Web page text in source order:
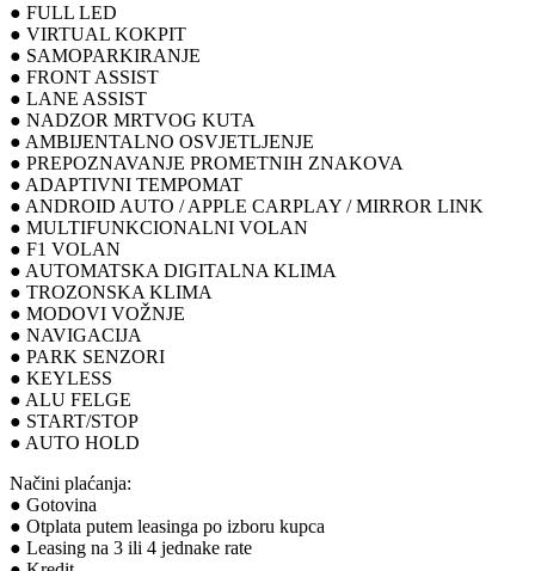
● FULL LED
● VIRTUAL KOKPIT
● SAMOPARKIRANJE
● FRONT ASSIST
● LANE ASSIST
● NADZOR MRTVOG KUTA
● AMBIJENTALNO OSVJETLJENJE
● PREPOZNAVANJE PROMETNIH ZNAKOVA
● ADAPTIVNI TEMPOMAT
● ANDROID AUTO / APPLE CARPLAY / MIRROR LINK
● MULTIFUNKCIONALNI VOLAN
● F1 VOLAN
● AUTOMATSKA DIGITALNA KLIMA
● TROZONSKA KLIMA
● MODOVI VOŽNJE
● NAVIGACIJA
● PARK SENZORI
● KEYLESS
● ALU FELGE
● START/STOP
● AUTO HOLD
Načini plaćanja:
● Gotovina
● Otplata putem leasinga po izboru kupca
● Leasing na 3 ili 4 jednake rate